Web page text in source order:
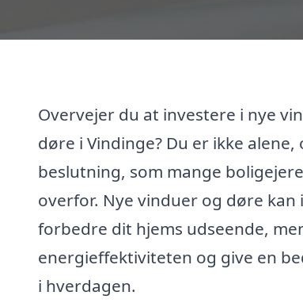
Overvejer du at investere i nye
døre i Vindinge? Du er ikke alene,
beslutning, som mange
overfor. Nye vinduer og døre kan
forbedre dit hjems udseende,
energieffektiviteten og give en
i hverdagen.